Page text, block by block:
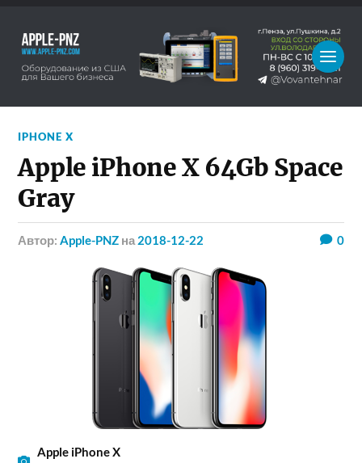
IPHONE X
Apple iPhone X 64Gb Space
Gray
Автор:Apple-PNZ на 2018-12-22 0
Apple iPhone X